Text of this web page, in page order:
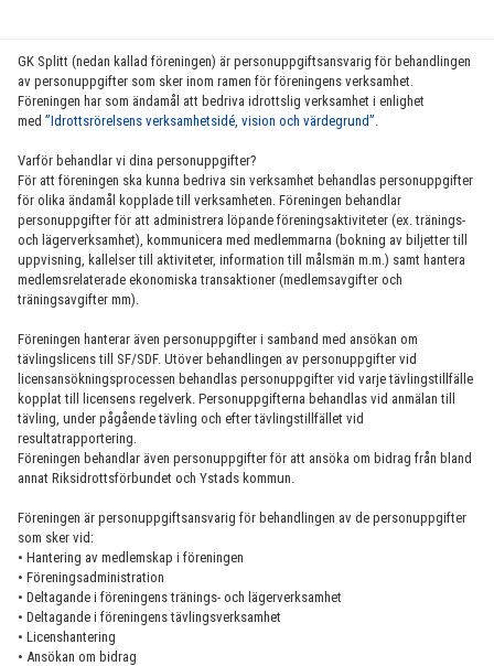
POLICY
INTEGRITETSPOLICY
BARNRÄTTSPLAN
STADGAR
BOKA PLATS HÄR
INTRESSEANMÄLAN
SHOP
GRUPPER OCH TIDER
STÖDMEDLEM
SPONSRING
FRÅGOR & SVAR
GK Splitt (nedan kallad föreningen) är personuppgiftsansvarig för behandlingen
av personuppgifter som sker inom ramen för föreningens verksamhet.
Föreningen har som ändamål att bedriva idrottslig verksamhet i enlighet
med ”Idrottsrörelsens verksamhetsidé, vision och värdegrund”.
Varför behandlar vi dina personuppgifter?
För att föreningen ska kunna bedriva sin verksamhet behandlas personuppgifter
för olika ändamål kopplade till verksamheten. Föreningen behandlar
personuppgifter för att administrera löpande föreningsaktiviteter (ex. tränings-
och lägerverksamhet), kommunicera med medlemmarna (bokning av biljetter till
uppvisning, kallelser till aktiviteter, information till målsmän m.m.) samt hantera
medlemsrelaterade ekonomiska transaktioner (medlemsavgifter och
träningsavgifter mm).
Föreningen hanterar även personuppgifter i samband med ansökan om
tävlingslicens till SF/SDF. Utöver behandlingen av personuppgifter vid
licensansökningsprocessen behandlas personuppgifter vid varje tävlingstillfälle
kopplat till licensens regelverk. Personuppgifterna behandlas vid anmälan till
tävling, under pågående tävling och efter tävlingstillfället vid
resultatrapportering.
Föreningen behandlar även personuppgifter för att ansöka om bidrag från bland
annat Riksidrottsförbundet och Ystads kommun.
Föreningen är personuppgiftsansvarig för behandlingen av de personuppgifter
som sker vid:
• Hantering av medlemskap i föreningen
• Föreningsadministration
• Deltagande i föreningens tränings- och lägerverksamhet
• Deltagande i föreningens tävlingsverksamhet
• Licenshantering
• Ansökan om bidrag